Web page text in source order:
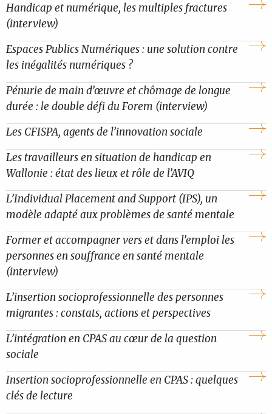
Handicap et numérique, les multiples fractures
(interview)
Espaces Publics Numériques : une solution contre
les inégalités numériques ?
Pénurie de main d’œuvre et chômage de longue
durée : le double défi du Forem (interview)
Les CFISPA, agents de l’innovation sociale
Les travailleurs en situation de handicap en
Wallonie : état des lieux et rôle de l’AVIQ
L’Individual Placement and Support (IPS), un
modèle adapté aux problèmes de santé mentale
Former et accompagner vers et dans l’emploi les
personnes en souffrance en santé mentale
(interview)
L’insertion socioprofessionnelle des personnes
migrantes : constats, actions et perspectives
L’intégration en CPAS au cœur de la question
sociale
Insertion socioprofessionnelle en CPAS : quelques
clés de lecture